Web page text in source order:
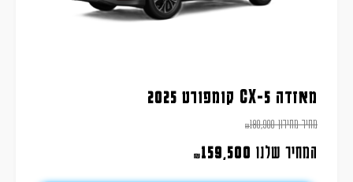
מאזדה CX-5 קומפורט 2025
מחיר מחירון ₪180,900
המחיר שלנו ₪159,500